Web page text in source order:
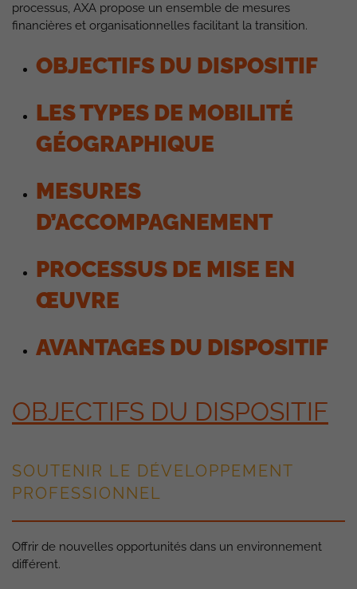
processus, AXA propose un ensemble de mesures
financières et organisationnelles facilitant la transition.
OBJECTIFS DU DISPOSITIF
LES TYPES DE MOBILITÉ
GÉOGRAPHIQUE
MESURES
D’ACCOMPAGNEMENT
PROCESSUS DE MISE EN
ŒUVRE
AVANTAGES DU DISPOSITIF
OBJECTIFS DU DISPOSITIF
SOUTENIR LE DÉVELOPPEMENT
PROFESSIONNEL
Offrir de nouvelles opportunités dans un environnement
différent.